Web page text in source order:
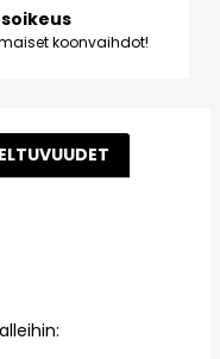
koonvaihdot!